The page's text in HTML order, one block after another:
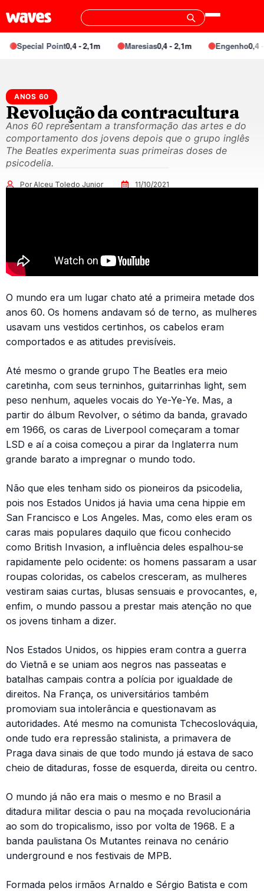
Point0,4 - 2,1m Maresias0,4 - 2,1m Engenho0,4 -
ANOS 60
Revolução da contracultura
Anos 60 representam a transformação das artes e do
comportamento dos jovens depois que o grupo inglês
The Beatles experimenta suas primeiras doses de
psicodelia.
Por Alceu Toledo Junior 11/10/2021
O mundo era um lugar chato até a primeira metade dos
anos 60. Os homens andavam só de terno, as mulheres
usavam uns vestidos certinhos, os cabelos eram
comportados e as atitudes previsíveis.
Até mesmo o grande grupo The Beatles era meio
caretinha, com seus terninhos, guitarrinhas light, sem
peso nenhum, aqueles vocais do Ye-Ye-Ye. Mas, a
partir do álbum Revolver, o sétimo da banda, gravado
em 1966, os caras de Liverpool começaram a tomar
LSD e aí a coisa começou a pirar da Inglaterra num
grande barato a impregnar o mundo todo.
Não que eles tenham sido os pioneiros da psicodelia,
pois nos Estados Unidos já havia uma cena hippie em
San Francisco e Los Angeles. Mas, como eles eram os
caras mais populares daquilo que ficou conhecido
como British Invasion, a influência deles espalhou-se
rapidamente pelo ocidente: os homens passaram a usar
roupas coloridas, os cabelos cresceram, as mulheres
vestiram saias curtas, blusas sensuais e provocantes, e,
enfim, o mundo passou a prestar mais atenção no que
os jovens tinham a dizer.
Nos Estados Unidos, os hippies eram contra a guerra
do Vietnã e se uniam aos negros nas passeatas e
batalhas campais contra a polícia por igualdade de
direitos. Na França, os universitários também
promoviam sua intolerância e questionavam as
autoridades. Até mesmo na comunista Tchecoslováquia,
onde tudo era repressão stalinista, a primavera de
Praga dava sinais de que todo mundo já estava de saco
cheio de ditaduras, fosse de esquerda, direita ou centro.
O mundo já não era mais o mesmo e no Brasil a
ditadura militar descia o pau na moçada revolucionária
ao som do tropicalismo, isso por volta de 1968. E a
banda paulistana Os Mutantes reinava no cenário
underground e nos festivais de MPB.
Formada pelos irmãos Arnaldo e Sérgio Batista e com